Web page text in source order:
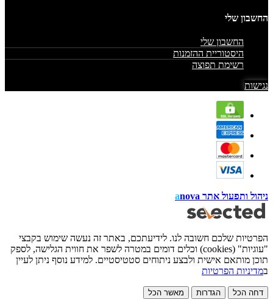
החשבון שלי
החשבון שלי
היסטוריית ההזמנות
רשימת תפוצה
נגישות
ניהול ותפעול אתר anova
הפרטיות שלכם חשובה לנו. לידיעתכם, באתר זה נעשה שימוש בקבצי
"עוגיות" (cookies) וכלים דומים במטרה לשפר את חווית הגלישה, לספק
תוכן מותאם אישית ולבצע ניתוחים סטטיסטיים. למידע נוסף ניתן לעיין
במדיניות הפרטיות
דחה הכל הגדרות מאשר הכל